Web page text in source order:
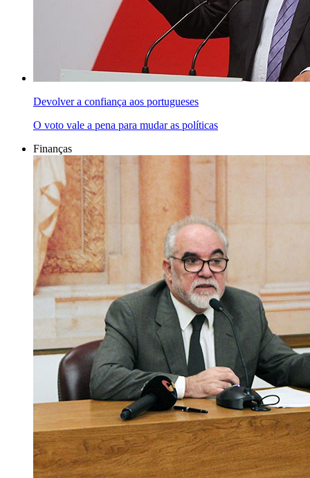
Devolver a confiança aos portugueses
O voto vale a pena para mudar as políticas
Finanças